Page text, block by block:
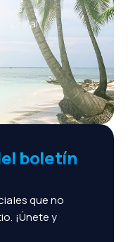
al
boletín
que no
¡Únete y